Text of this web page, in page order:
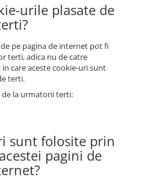
urile plasate de
pe pagina de internet pot fi
terti, adica nu de catre
care aceste cookie-uri sunt
terti.
la urmatorii terti:
sunt folosite prin
pagini de